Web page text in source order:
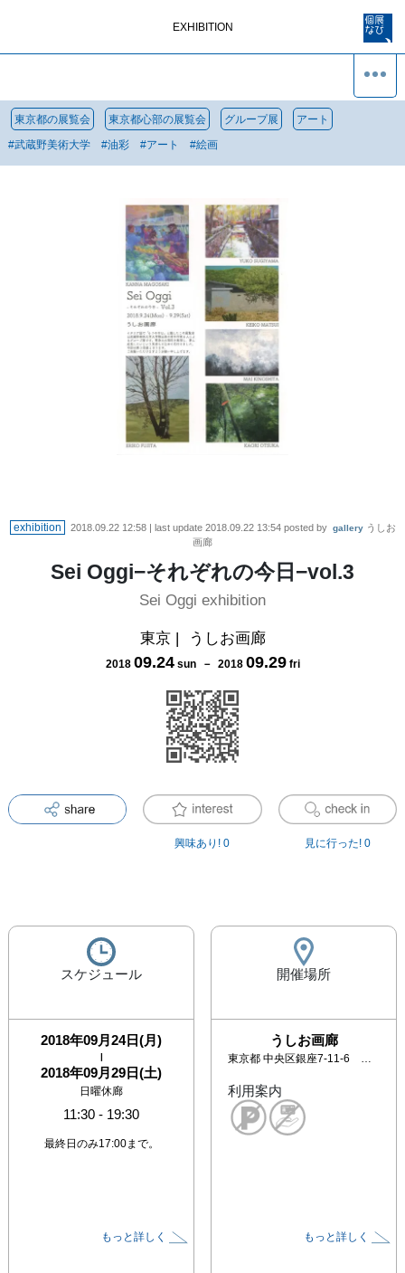
EXHIBITION
東京都の展覧会 東京都心部の展覧会 グループ展 アート
#武蔵野美術大学 #油彩 #アート #絵画
exhibition 2018.09.22 12:58| last update 2018.09.22 13:54posted by gallery うしお
画廊
Sei Oggi−それぞれの今日−vol.3
Sei Oggi exhibition
東京| うしお画廊
2018 09.24 sun－ 2018 09.29 fri
興味あり! 0 見に行った! 0
スケジュール
2018年09月24日(月)
|
2018年09月29日(土)
日曜休廊
11:30 - 19:30
最終日のみ17:00まで。
もっと詳しく
開催場所
うしお画廊
東京都 中央区銀座7-11-6 イソノビル3F
利用案内
もっと詳しく